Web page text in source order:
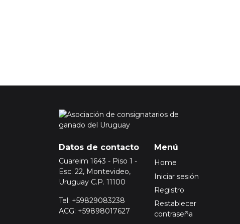
Datos de contacto
Cuareim 1643 - Piso 1 -
Esc. 22, Montevideo,
Uruguay C.P. 11100
Tel: +59829083238
ACG: +59898017627
Menú
Home
Iniciar sesión
Registro
Restablecer
contraseña